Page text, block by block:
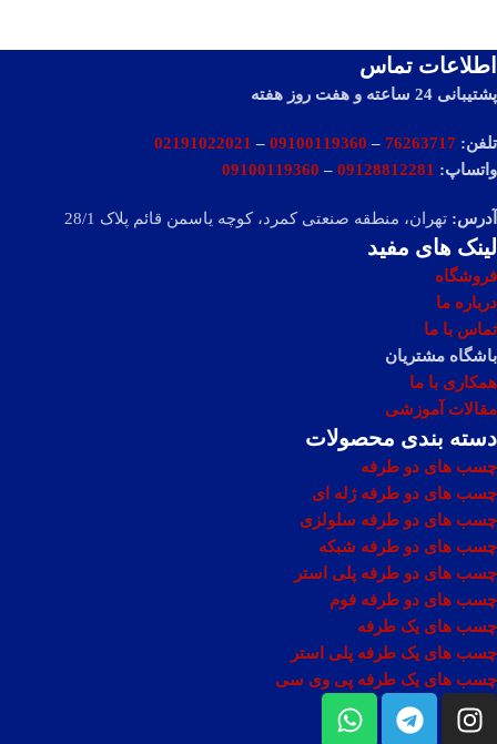
اطلاعات تماس
پشتیبانی 24 ساعته و هفت روز هفته
تلفن: 76263717
–
09100119360
–
02191022021
واتساپ: 09128812281
–
09100119360
آدرس: تهران، منطقه صنعتی کمرد، کوچه یاسمن قائم پلاک 28/1
لینک های مفید
فروشگاه
درباره ما
تماس با ما
باشگاه مشتریان
همکاری با ما
مقالات آموزشی
دسته بندی محصولات
چسب های دو طرفه
چسب های دو طرفه ژله ای
چسب های دو طرفه سلولزی
چسب های دو طرفه شبکه
چسب های دو طرفه پلی استر
چسب های دو طرفه فوم
چسب های یک طرفه
چسب های یک طرفه پلی استر
چسب های یک طرفه پی وی سی